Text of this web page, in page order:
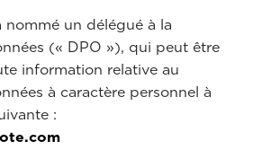
nommé un délégué à la
(« DPO »), qui peut être
information relative au
à caractère personnel à
: